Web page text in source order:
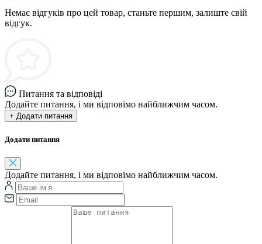
Немає відгуків про цей товар, станьте першим, залиште свій
відгук.
Питання та відповіді
Додайте питання, і ми відповімо найближчим часом.
+ Додати питання
Додати питання
Додайте питання, і ми відповімо найближчим часом.